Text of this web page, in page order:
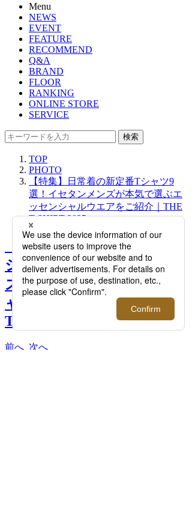
Menu
NEWS
EVENT
FEATURE
RECOMMEND
Q&A
BRAND
FLOOR
RANKING
ONLINE STORE
SERVICE
検索
TOP
PHOTO
【特集】日常着の新定番Tシャツ9
選！イセタンメンズが本気で選ぶエ
ッセンシャルウエアをご紹介｜THE
T-SHIRT 2025
【特集】日常着の新定番T
シャツ9選！イセタンメン
ズが本気で選ぶエッセンシ
ャルウエアをご紹介｜THE
T-SHIRT 2025 >>
前へ 次へ